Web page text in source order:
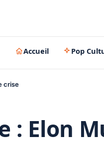
Accueil Pop
crise
: Elon